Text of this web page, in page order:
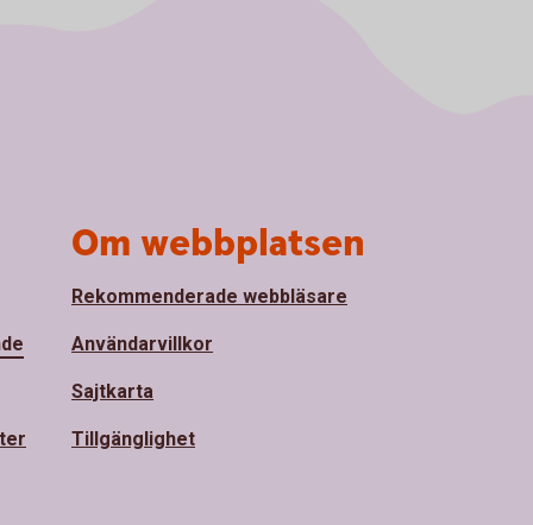
Om webbplatsen
Rekommenderade webbläsare
Användarvillkor
Sajtkarta
Tillgänglighet